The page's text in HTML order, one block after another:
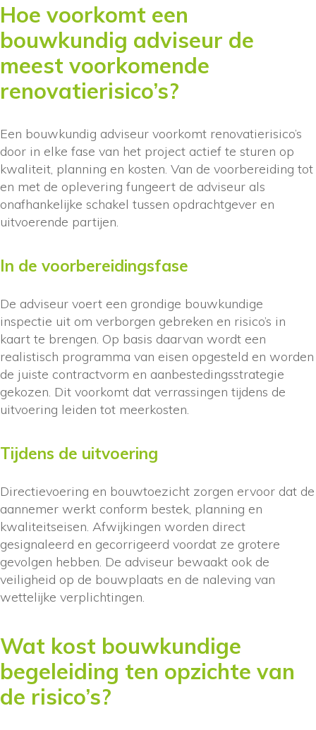
Hoe voorkomt een
bouwkundig adviseur de
meest voorkomende
renovatierisico’s?
Een bouwkundig adviseur voorkomt renovatierisico’s
door in elke fase van het project actief te sturen op
kwaliteit, planning en kosten. Van de voorbereiding tot
en met de oplevering fungeert de adviseur als
onafhankelijke schakel tussen opdrachtgever en
uitvoerende partijen.
In de voorbereidingsfase
De adviseur voert een grondige bouwkundige
inspectie uit om verborgen gebreken en risico’s in
kaart te brengen. Op basis daarvan wordt een
realistisch programma van eisen opgesteld en worden
de juiste contractvorm en aanbestedingsstrategie
gekozen. Dit voorkomt dat verrassingen tijdens de
uitvoering leiden tot meerkosten.
Tijdens de uitvoering
Directievoering en bouwtoezicht zorgen ervoor dat de
aannemer werkt conform bestek, planning en
kwaliteitseisen. Afwijkingen worden direct
gesignaleerd en gecorrigeerd voordat ze grotere
gevolgen hebben. De adviseur bewaakt ook de
veiligheid op de bouwplaats en de naleving van
wettelijke verplichtingen.
Wat kost bouwkundige
begeleiding ten opzichte van
de risico’s?